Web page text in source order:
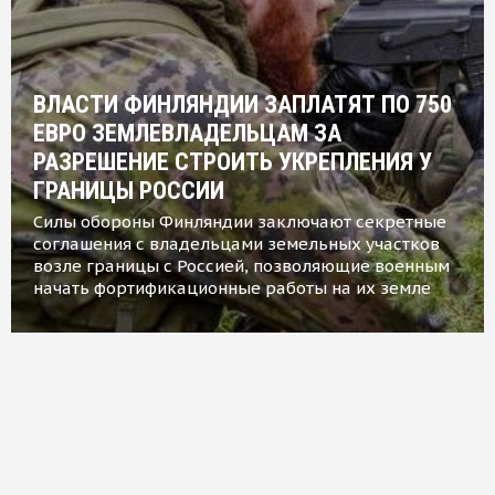
ВЛАСТИ ФИНЛЯНДИИ ЗАПЛАТЯТ ПО 750
ЕВРО ЗЕМЛЕВЛАДЕЛЬЦАМ ЗА
РАЗРЕШЕНИЕ СТРОИТЬ УКРЕПЛЕНИЯ У
ГРАНИЦЫ РОССИИ
Силы обороны Финляндии заключают секретные
соглашения с владельцами земельных участков
возле границы с Россией, позволяющие военным
начать фортификационные работы на их земле